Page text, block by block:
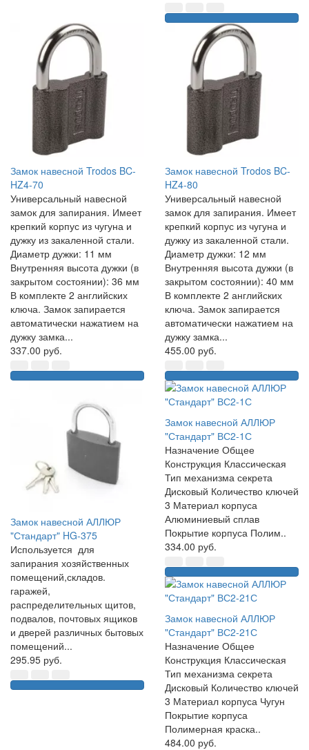
Замок навесной Trodos BC-
HZ4-70
Универсальный навесной
замок для запирания. Имеет
крепкий корпус из чугуна и
дужку из закаленной стали.
Диаметр дужки: 11 мм
Внутренняя высота дужки (в
закрытом состоянии): 36 мм
В комплекте 2 английских
ключа. Замок запирается
автоматически нажатием на
дужку замка...
337.00 руб.
Замок навесной Trodos BC-
HZ4-80
Универсальный навесной
замок для запирания. Имеет
крепкий корпус из чугуна и
дужку из закаленной стали.
Диаметр дужки: 12 мм
Внутренняя высота дужки (в
закрытом состоянии): 40 мм
В комплекте 2 английских
ключа. Замок запирается
автоматически нажатием на
дужку замка...
455.00 руб.
Замок навесной АЛЛЮР
"Стандарт" HG-375
Используется для
запирания хозяйственных
помещений,складов.
гаражей,
распределительных щитов,
подвалов, почтовых ящиков
и дверей различных бытовых
помещений...
295.95 руб.
Замок навесной АЛЛЮР
"Стандарт" ВС2-1С
Назначение Общее
Конструкция Классическая
Тип механизма секрета
Дисковый Количество ключей
3 Материал корпуса
Алюминиевый сплав
Покрытие корпуса Полим..
334.00 руб.
Замок навесной АЛЛЮР
"Стандарт" ВС2-21С
Назначение Общее
Конструкция Классическая
Тип механизма секрета
Дисковый Количество ключей
3 Материал корпуса Чугун
Покрытие корпуса
Полимерная краска..
484.00 руб.